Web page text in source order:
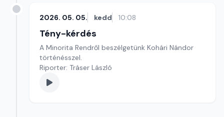
2026. 05. 05. kedd 10:08
Tény-kérdés
A Minorita Rendről beszélgetünk Kohári Nándor
történésszel.
Riporter: Tráser László